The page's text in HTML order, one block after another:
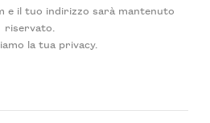
e il tuo indirizzo sarà mantenuto
riservato.
la tua privacy.